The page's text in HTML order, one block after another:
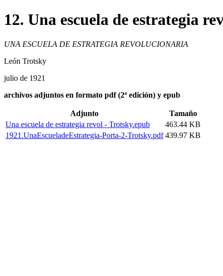
12. Una escuela de estrategia
UNA ESCUELA DE ESTRATEGIA REVOLUCIONARIA
León Trotsky
julio de 1921
archivos adjuntos en formato pdf (2ª edición) y epub
Adjunto
Tamaño
Una escuela de estrategia revol - Trotsky.epub
463.44 KB
1921.UnaEscueladeEstrategia-Porta-2-Trotsky.pdf 439.97 KB